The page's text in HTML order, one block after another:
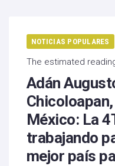
NOTICIAS POPULARES
The estimated
Adán
México: La
trabajando
mejor país